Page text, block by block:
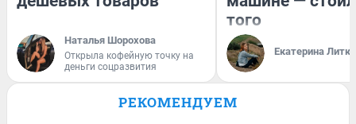
Наталья Шорохова
Открыла кофейную точку на
деньги соцразвития
того
Екатерина
РЕКОМЕНДУЕМ